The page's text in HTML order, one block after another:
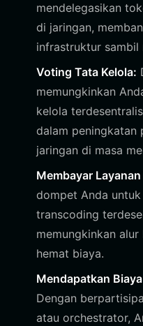
mendelegasikan
di jaringan,
infrastruktur sambil
Voting Tata Kelola:
memungkinkan
kelola
dalam peningkatan
jaringan di masa
Membayar
dompet Anda
transcoding
memungkinkan
hemat biaya.
Mendapatkan
Dengan
atau orchestrator,